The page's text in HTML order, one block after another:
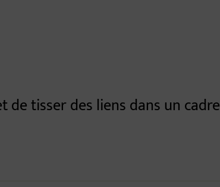
de tisser des liens dans un cadre